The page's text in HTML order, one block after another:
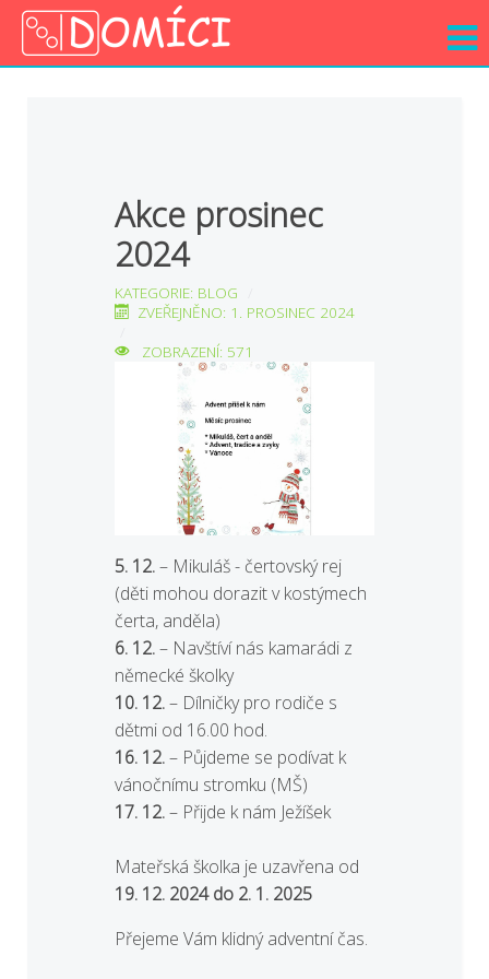
Akce prosinec
2024
KATEGORIE: BLOG
ZVEŘEJNĚNO: 1. PROSINEC 2024
ZOBRAZENÍ: 571
5. 12.– Mikuláš - čertovský rej
(děti mohou dorazit v kostýmech
čerta, anděla)
6. 12.– Navštíví nás kamarádi z
německé školky
10. 12.– Dílničky pro rodiče s
dětmi od 16.00 hod.
16. 12.– Půjdeme se podívat k
vánočnímu stromku (MŠ)
17. 12.– Přijde k nám Ježíšek
Mateřská školka je uzavřena od
19. 12. 2024 do 2. 1. 2025
Přejeme Vám klidný adventní čas.